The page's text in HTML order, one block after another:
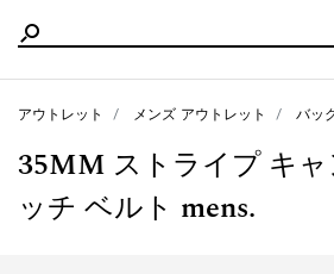
アウトレット メンズ アウトレット バッ
35MM ストライプ キ
ッチ ベルト mens.